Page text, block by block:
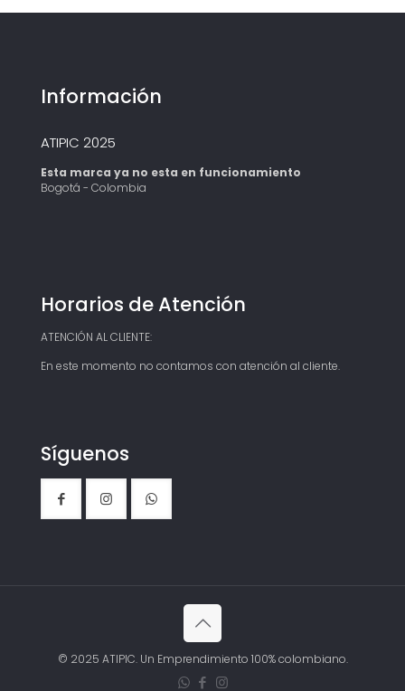
Información
ATIPIC 2025
Esta marca ya no esta en funcionamiento
Bogotá - Colombia
Horarios de Atención
ATENCIÓN AL CLIENTE:
En este momento no contamos con atención al cliente.
Síguenos
© 2025 ATIPIC. Un Emprendimiento 100% colombiano.